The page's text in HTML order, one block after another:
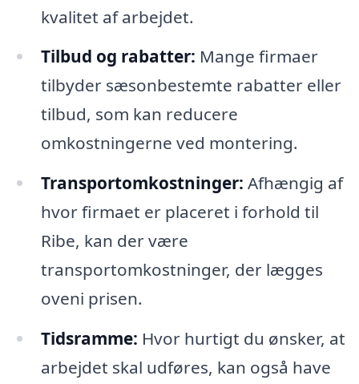
kvalitet af arbejdet.
Tilbud og rabatter: Mange firmaer
tilbyder sæsonbestemte rabatter eller
tilbud, som kan reducere
omkostningerne ved montering.
Transportomkostninger: Afhængig af
hvor firmaet er placeret i forhold til
Ribe, kan der være
transportomkostninger, der lægges
oveni prisen.
Tidsramme: Hvor hurtigt du ønsker, at
arbejdet skal udføres, kan også have